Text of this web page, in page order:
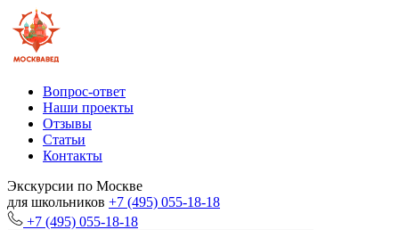
Вопрос-ответ
Наши проекты
Отзывы
Статьи
Контакты
Экскурсии по Москве
для школьников +7 (495) 055-18-18
+7 (495) 055-18-18